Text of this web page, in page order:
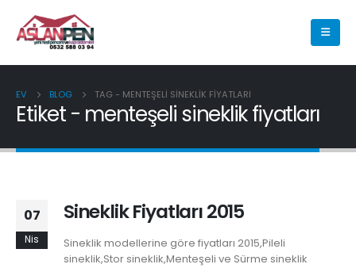
EV BLOG TAG - MENTEŞELI SINEKLIK FIYATLARI
Etiket - menteşeli sineklik fiyatları
07
Nis
Sineklik Fiyatları 2015
Sineklik modellerine göre fiyatları 2015,Pileli
sineklik,Stor sineklik,Menteşeli ve Sürme sineklik